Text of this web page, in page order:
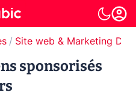
Site web & Marketing
sponsorisés